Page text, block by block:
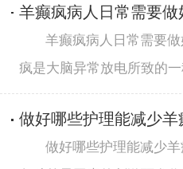
羊癫疯病人日常需要做
羊癫疯病人日常需要
疯是大脑异常放电所致的
做好哪些护理能减少羊
做好哪些护理能减少